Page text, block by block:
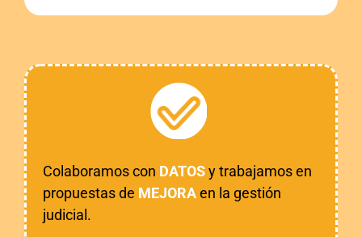
Colaboramos con DATOSy trabajamos en
propuestas de MEJORAen la gestión
judicial.